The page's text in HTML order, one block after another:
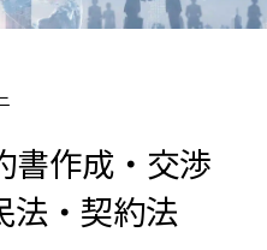
書作成・交渉
法・契約法